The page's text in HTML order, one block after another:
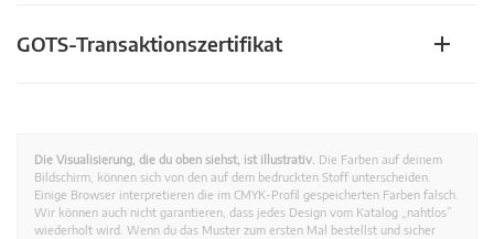
GOTS-Transaktionszertifikat
Die Visualisierung, die du oben siehst, ist illustrativ. Die Farben auf deinem
Bildschirm, können sich von den auf dem bedruckten Stoff unterscheiden.
Einige Browser interpretieren die im CMYK-Profil gespeicherten Farben falsch.
Wir können auch nicht garantieren, dass jedes Design vom Katalog „nahtlos”
wiederholt wird. Wenn du das Muster zum ersten Mal bestellst und sicher